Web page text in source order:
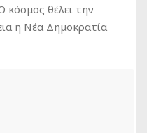
κόσμος θέλει την
η Νέα Δημοκρατία